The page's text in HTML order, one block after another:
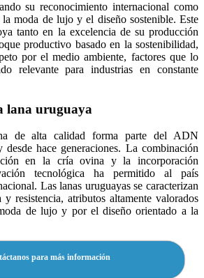
su reconocimiento internacional como
moda de lujo y el diseño sostenible. Este
tanto en la excelencia de su producción
productivo basado en la sostenibilidad,
por el medio ambiente, factores que lo
relevante para industrias en constante
lana uruguaya
de alta calidad forma parte del ADN
hace generaciones. La combinación
en la cría ovina y la incorporación
tecnológica ha permitido al país
Las lanas uruguayas se caracterizan
resistencia, atributos altamente valorados
de lujo y por el diseño orientado a la
para más información